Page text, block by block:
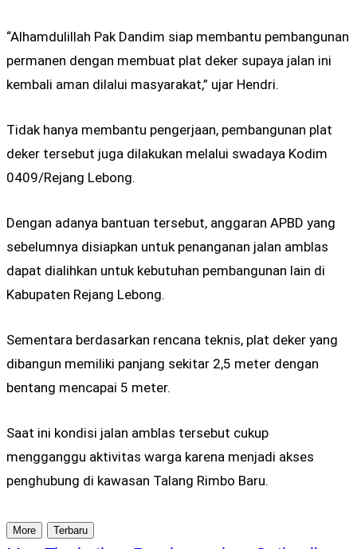
“Alhamdulillah Pak Dandim siap membantu pembangunan
permanen dengan membuat plat deker supaya jalan ini
kembali aman dilalui masyarakat,” ujar Hendri.
Tidak hanya membantu pengerjaan, pembangunan plat
deker tersebut juga dilakukan melalui swadaya Kodim
0409/Rejang Lebong.
Dengan adanya bantuan tersebut, anggaran APBD yang
sebelumnya disiapkan untuk penanganan jalan amblas
dapat dialihkan untuk kebutuhan pembangunan lain di
Kabupaten Rejang Lebong.
Sementara berdasarkan rencana teknis, plat deker yang
dibangun memiliki panjang sekitar 2,5 meter dengan
bentang mencapai 5 meter.
Saat ini kondisi jalan amblas tersebut cukup
mengganggu aktivitas warga karena menjadi akses
penghubung di kawasan Talang Rimbo Baru.
More Terbaru